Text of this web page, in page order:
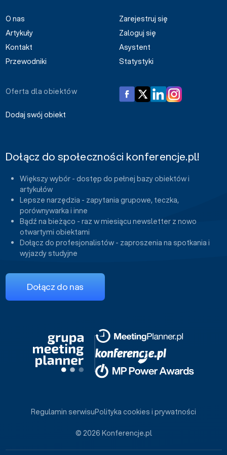
O nas
Artykuły
Kontakt
Przewodniki
Zarejestruj się
Zaloguj się
Asystent
Statystyki
Oferta dla obiektów
Dodaj swój obiekt
Dołącz do społeczności konferencje.pl!
Większy wybór - dostęp do pełnej bazy obiektów i
artykułów
Lepsze narzędzia - zapytania grupowe, teczka,
porównywarka i inne
Bądź na bieżąco - raz w miesiącu newsletter z nowo
otwartymi obiektami
Dołącz do profesjonalistów - zaproszenia na spotkania i
wyjazdy studyjne
Dołącz do nas
© 2026 Konferencje.pl
Regulamin serwisuPolityka cookies i prywatności